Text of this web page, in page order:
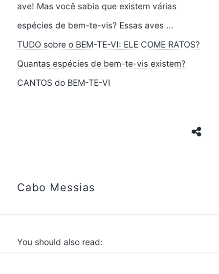
ave! Mas você sabia que existem várias
espécies de bem-te-vis? Essas aves ...
TUDO sobre o BEM-TE-VI: ELE COME RATOS?
Quantas espécies de bem-te-vis existem?
CANTOS do BEM-TE-VI
Cabo Messias
You should also read: